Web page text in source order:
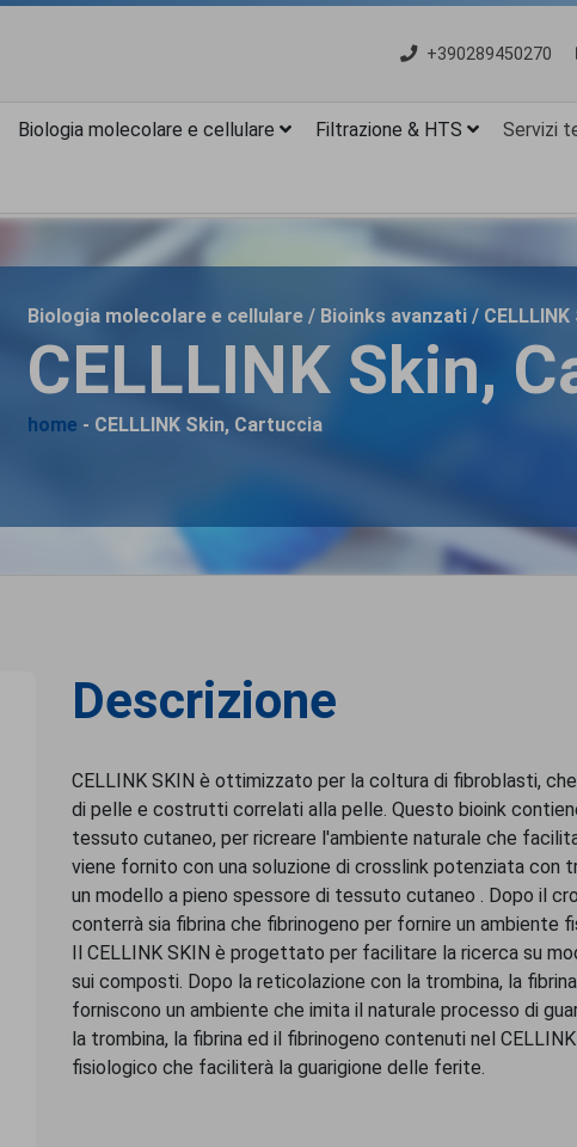
+390289450270
Biologia molecolare e cellulare Filtrazione & HTS Servizi
Biologia molecolare e cellulare / Bioinks avanzati /
CELLLINK Skin,
home - CELLLINK Skin, Cartuccia
Descrizione
CELLINK SKIN è ottimizzato per la coltura di fibroblasti,
di pelle e costrutti correlati alla pelle. Questo bioink
tessuto cutaneo, per ricreare l'ambiente naturale che
viene fornito con una soluzione di crosslink potenziata con
un modello a pieno spessore di tessuto cutaneo . Dopo il
conterrà sia fibrina che fibrinogeno per fornire un ambiente
Il CELLINK SKIN è progettato per facilitare la ricerca su
sui composti. Dopo la reticolazione con la trombina, la
forniscono un ambiente che imita il naturale processo di
la trombina, la fibrina ed il fibrinogeno contenuti nel
fisiologico che faciliterà la guarigione delle ferite.